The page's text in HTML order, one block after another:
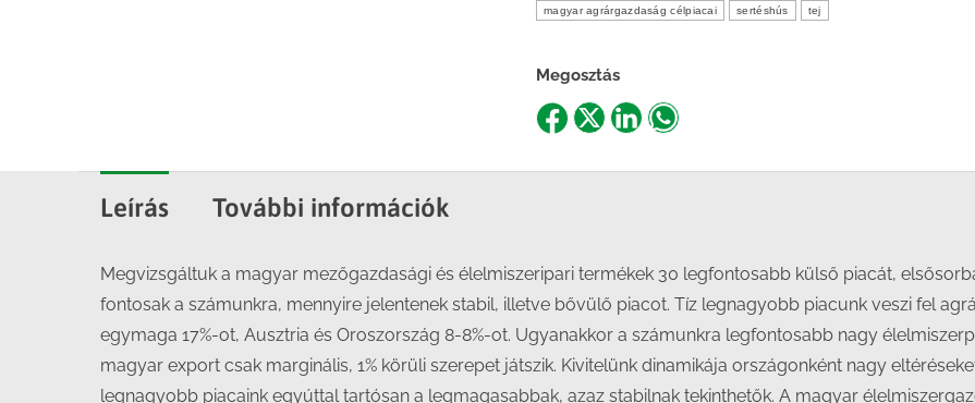
magyar agrárgazdaság célpiacai sertéshús tej
Megosztás
ShareShareShareShare
Leírás További információk
Megvizsgáltuk a magyar mezőgazdasági és élelmiszeripari termékek 30 legfontosabb külső piacát,
fontosak a számunkra, mennyire jelentenek stabil, illetve bővülő piacot. Tíz legnagyobb piacunk veszi fel
egymaga 17%-ot, Ausztria és Oroszország 8-8%-ot. Ugyanakkor a számunkra legfontosabb nagy
magyar export csak marginális, 1% körüli szerepet játszik. Kivitelünk dinamikája országonként nagy
legnagyobb piacaink egyúttal tartósan a legmagasabbak, azaz stabilnak tekinthetők. A magyar